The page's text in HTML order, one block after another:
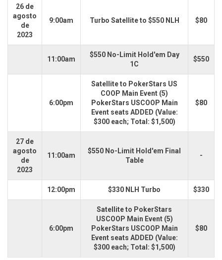
26 de
agosto
de
2023
9:00am Turbo Satellite to $550 NLH $80
11:00am
$550 No-Limit Hold'em Day
1C
$550
6:00pm
Satellite to PokerStars US
COOP Main Event (5)
PokerStars USCOOP Main
Event seats ADDED (Value:
$300 each; Total: $1,500)
$80
27 de
agosto
de
2023
11:00am
$550 No-Limit Hold'em Final
Table
-
12:00pm $330 NLH Turbo $330
6:00pm
Satellite to PokerStars
USCOOP Main Event (5)
PokerStars USCOOP Main
Event seats ADDED (Value:
$300 each; Total: $1,500)
$80